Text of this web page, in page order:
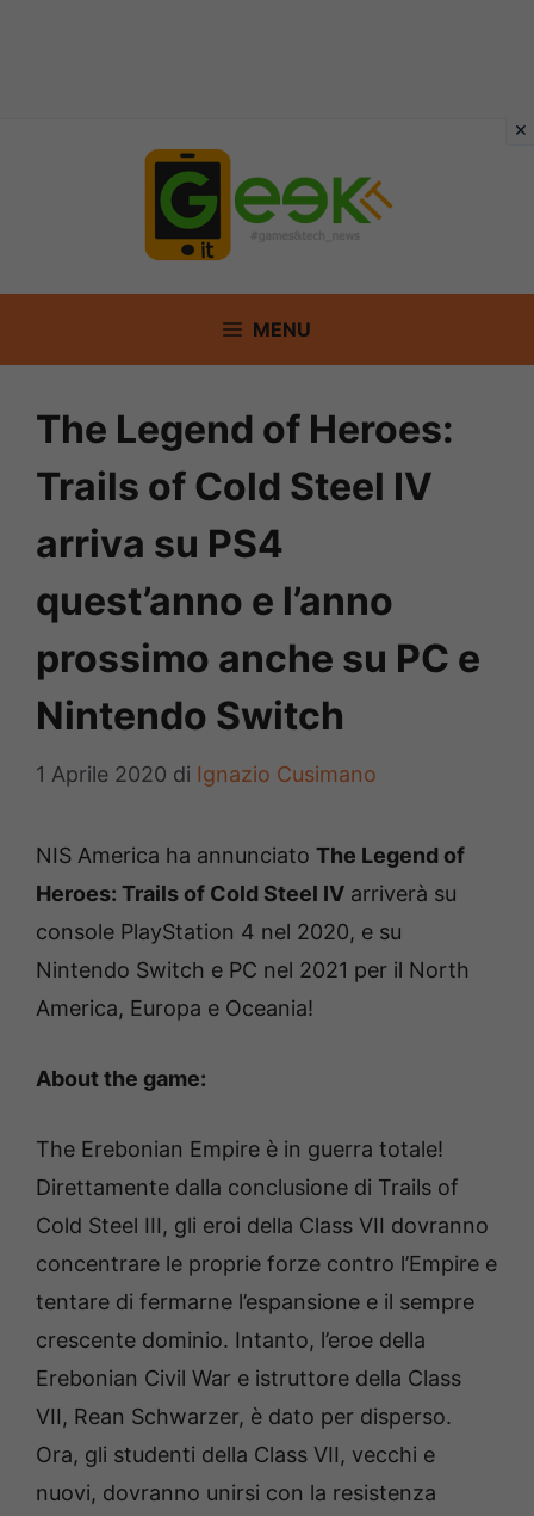
MENU
The Legend of Heroes:
Trails of Cold Steel IV
arriva su PS4
quest’anno e l’anno
prossimo anche su PC e
Nintendo Switch
1 Aprile 2020 di Ignazio Cusimano
NIS America ha annunciato The Legend of
Heroes: Trails of Cold Steel IV arriverà su
console PlayStation 4 nel 2020, e su
Nintendo Switch e PC nel 2021 per il North
America, Europa e Oceania!
About the game:
The Erebonian Empire è in guerra totale!
Direttamente dalla conclusione di Trails of
Cold Steel III, gli eroi della Class VII dovranno
concentrare le proprie forze contro l’Empire e
tentare di fermarne l’espansione e il sempre
crescente dominio. Intanto, l’eroe della
Erebonian Civil War e istruttore della Class
VII, Rean Schwarzer, è dato per disperso.
Ora, gli studenti della Class VII, vecchi e
nuovi, dovranno unirsi con la resistenza